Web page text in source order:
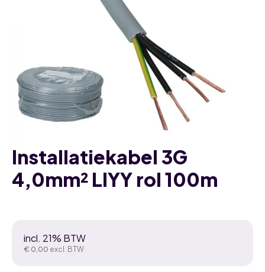
Installatiekabel 3G
4,0mm² LIYY rol 100m
incl. 21% BTW
€ 0,00 excl. BTW